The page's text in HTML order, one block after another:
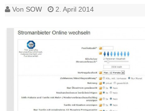
Von SOW 2. April 2014